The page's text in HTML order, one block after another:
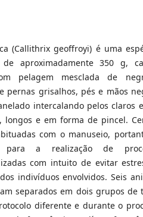
(Callithrix geoffroyi) é uma
aproximadamente 350 g,
pelagem mesclada de
pernas grisalhos, pés e mãos
intercalando pelos claros
longos e em forma de pincel.
com o manuseio,
para a realização de
com intuito de evitar
indivíduos envolvidos. Seis
separados em dois grupos de
diferente e durante o